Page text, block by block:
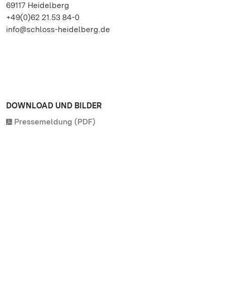
69117 Heidelberg
+49(0)62 21.53 84-0
info@schloss-heidelberg.de
DOWNLOAD UND BILDER
Pressemeldung (PDF)